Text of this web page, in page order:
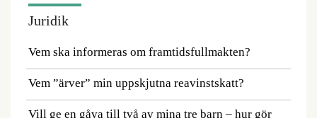
Juridik
Vem ska informeras om framtidsfullmakten?
Vem ”ärver” min uppskjutna reavinstskatt?
Vill ge en gåva till två av mina tre barn – hur gör